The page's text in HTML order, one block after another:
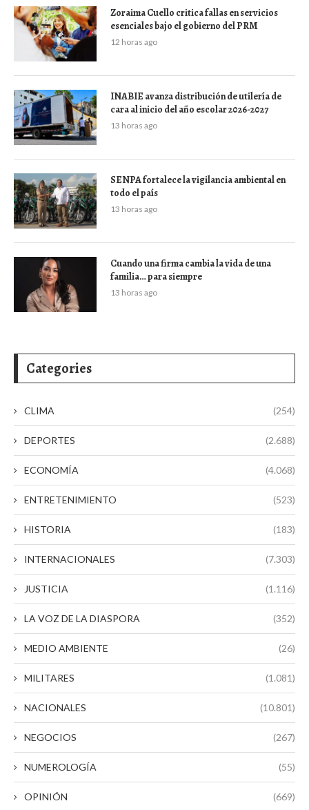
Zoraima Cuello critica fallas en servicios
esenciales bajo el gobierno del PRM
12 horas ago
INABIE avanza distribución de utilería de
cara al inicio del año escolar 2026-2027
13 horas ago
SENPA fortalece la vigilancia ambiental en
todo el país
13 horas ago
Cuando una firma cambia la vida de una
familia… para siempre
13 horas ago
Categories
CLIMA (254)
DEPORTES (2.688)
ECONOMÍA (4.068)
ENTRETENIMIENTO (523)
HISTORIA (183)
INTERNACIONALES (7.303)
JUSTICIA (1.116)
LA VOZ DE LA DIASPORA (352)
MEDIO AMBIENTE (26)
MILITARES (1.081)
NACIONALES (10.801)
NEGOCIOS (267)
NUMEROLOGÍA (55)
OPINIÓN (669)